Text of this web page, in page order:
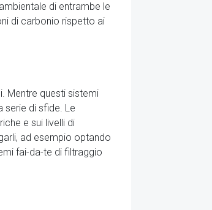
di entrambe le
di carbonio rispetto ai
Mentre questi sistemi
serie di sfide. Le
e sui livelli di
ad esempio optando
fai-da-te di filtraggio